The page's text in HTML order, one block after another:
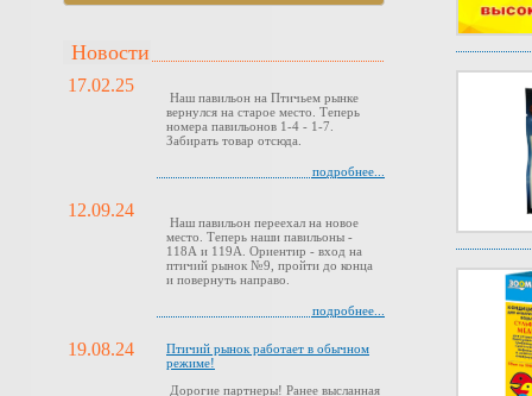
Новости
17.02.25
Наш павильон на Птичьем рынке
вернулся на старое место. Теперь
номера павильонов 1-4 - 1-7.
Забирать товар отсюда.
подробнее...
12.09.24
Наш павильон переехал на новое
место. Теперь наши павильоны -
118А и 119А. Ориентир - вход на
птичий рынок №9, пройти до конца
и повернуть направо.
подробнее...
19.08.24
Птичий рынок работает в обычном
режиме!
Дорогие партнеры! Ранее высланная